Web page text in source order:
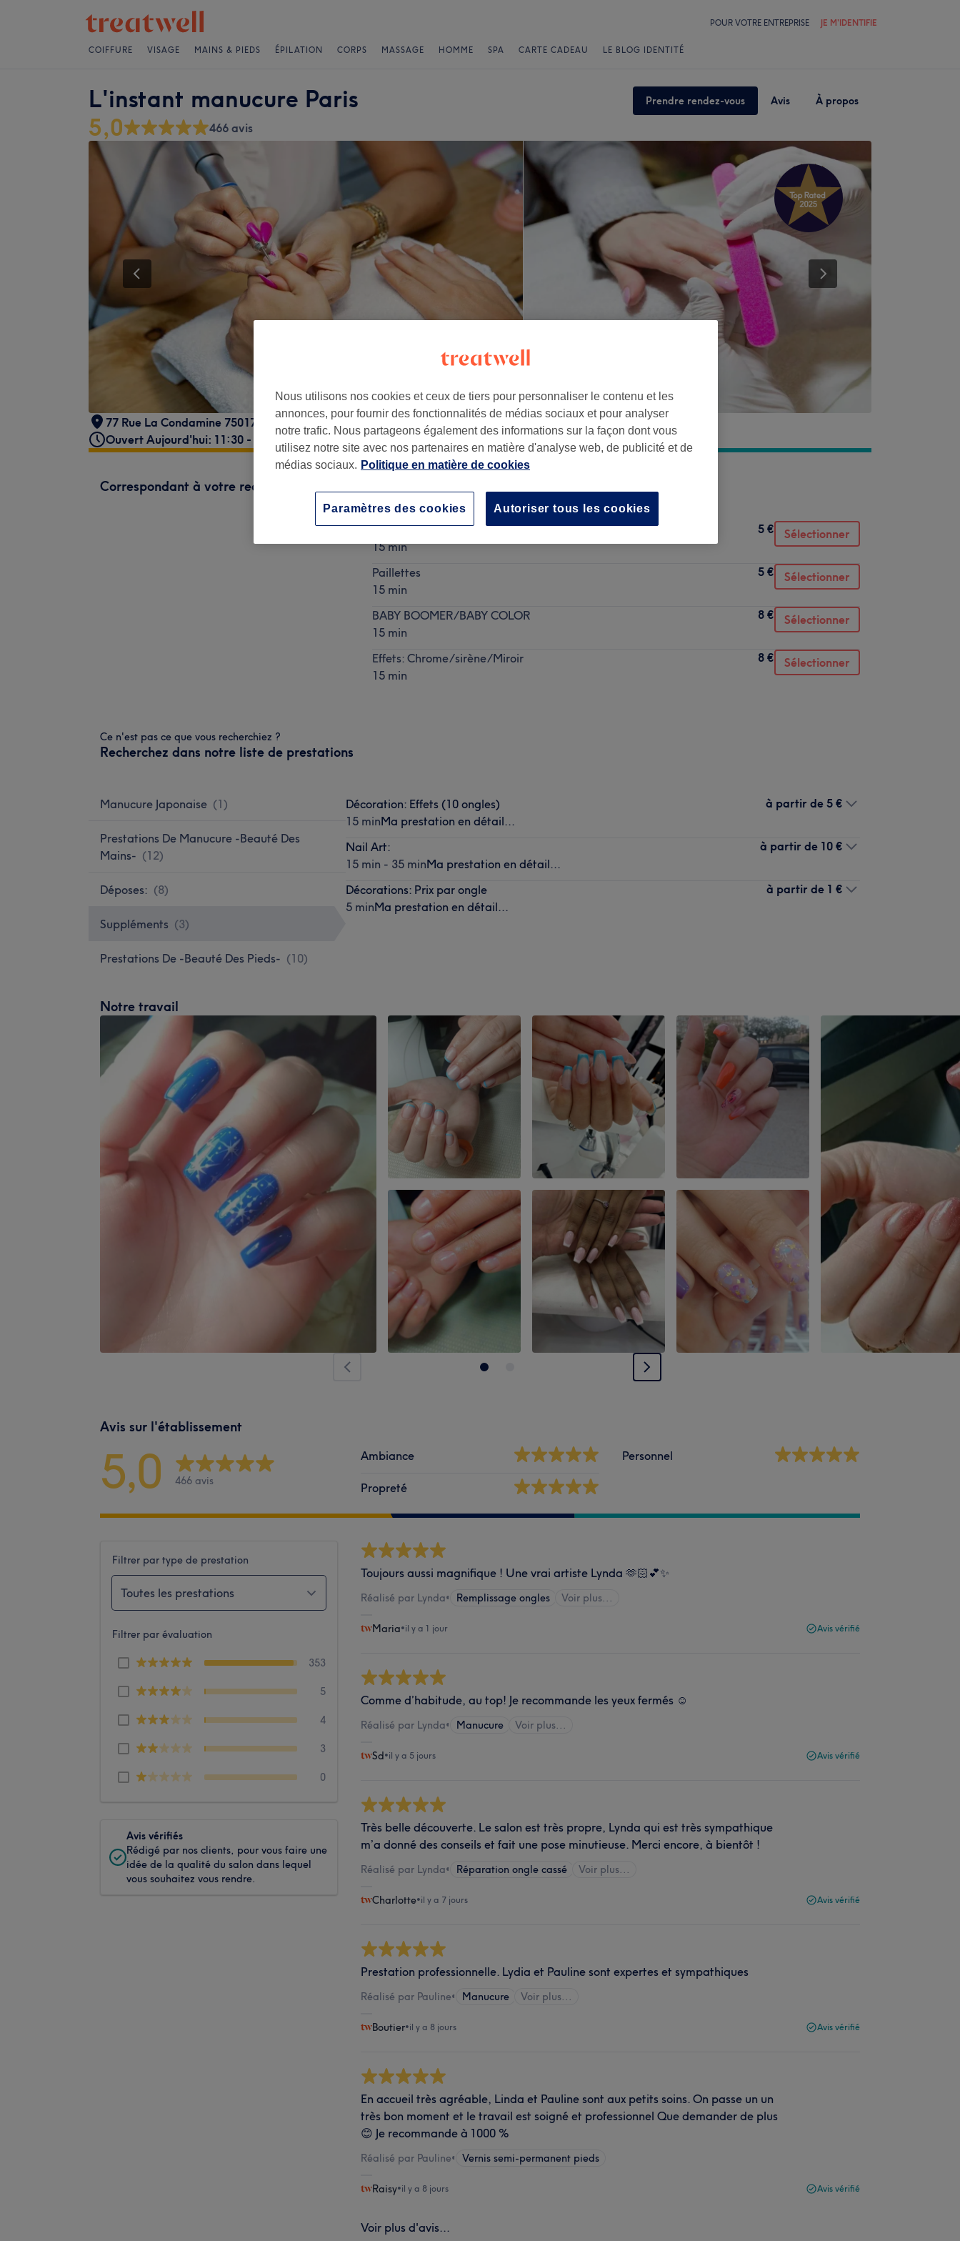
POUR VOTRE ENTREPRISE JE M'IDENTIFIE
COIFFURE VISAGE MAINS & PIEDS ÉPILATION CORPS MASSAGE HOMME SPA CARTE CADEAU LE BLOG IDENTITÉ
L'instant manucure Paris Prendre rendez-vous Avis À propos
5,0 466 avis
77 Rue La Condamine 75017 PARIS, Paris, 75017
Ouvert Aujourd'hui: 11:30 - 21:00
Correspondant à votre recherche
Ma prestation en détail...
FRENSH/CATEYE
15 min
5 € Sélectionner
Paillettes
15 min
5 € Sélectionner
BABY BOOMER/BABY COLOR
15 min
8 € Sélectionner
Effets: Chrome/sirène/Miroir
15 min
8 € Sélectionner
Ce n'est pas ce que vous recherchiez ?
Recherchez dans notre liste de prestations
Manucure Japonaise (1)
Prestations De Manucure -Beauté Des
Mains- (12)
Déposes: (8)
Suppléments (3)
Prestations De -Beauté Des Pieds- (10)
Décoration: Effets (10 ongles)
15 minMa prestation en détail...
à partir de 5 €
Nail Art:
15 min - 35 minMa prestation en détail...
à partir de 10 €
Décorations: Prix par ongle
5 minMa prestation en détail...
à partir de 1 €
Notre travail
Avis sur l'établissement
5,0 466 avis
Ambiance
Propreté
Personnel
Filtrer par type de prestation
Toutes les prestations
Filtrer par évaluation
353
5
4
3
0
Avis vérifiés
Rédigé par nos clients, pour vous faire une
idée de la qualité du salon dans lequel
vous souhaitez vous rendre.
Toujours aussi magnifique ! Une vrai artiste Lynda 🫶🏻💕✨
Réalisé par Lynda• Remplissage ongles Voir plus...
Maria•il y a 1 jour Avis vérifié
Comme d’habitude, au top! Je recommande les yeux fermés ☺️
Réalisé par Lynda• Manucure Voir plus...
Sd•il y a 5 jours Avis vérifié
Très belle découverte. Le salon est très propre, Lynda qui est très sympathique
m’a donné des conseils et fait une pose minutieuse. Merci encore, à bientôt !
Réalisé par Lynda• Réparation ongle cassé Voir plus...
Charlotte•il y a 7 jours Avis vérifié
Prestation professionnelle. Lydia et Pauline sont expertes et sympathiques
Réalisé par Pauline• Manucure Voir plus...
Boutier•il y a 8 jours Avis vérifié
En accueil très agréable, Linda et Pauline sont aux petits soins. On passe un un
très bon moment et le travail est soigné et professionnel Que demander de plus
😊 Je recommande à 1000 %
Réalisé par Pauline• Vernis semi-permanent pieds
Raisy•il y a 8 jours Avis vérifié
Voir plus d'avis...
Nous utilisons nos cookies et ceux de tiers pour personnaliser le contenu et les
annonces, pour fournir des fonctionnalités de médias sociaux et pour analyser
notre trafic. Nous partageons également des informations sur la façon dont vous
utilisez notre site avec nos partenaires en matière d'analyse web, de publicité et de
médias sociaux. Politique en matière de cookies
Autoriser tous les cookies
Paramètres des cookies